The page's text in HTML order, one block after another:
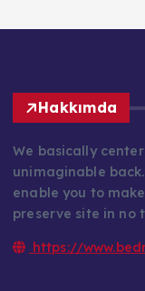
Hakkımda
We basically
unimaginable
enable you to
preserve site in no
https://